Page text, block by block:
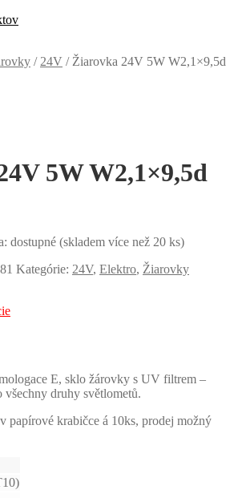
/ 24V / Žiarovka 24V 5W W2,1×9,5d
5W W2,1×9,5d
dostupné (skladem více než 20 ks)
Kategórie: 24V, Elektro, Žiarovky
E, sklo žárovky s UV filtrem –
všechny druhy světlometů.
papírové krabičce á 10ks, prodej možný